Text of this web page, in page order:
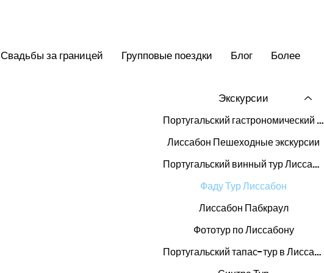
Свадьбы за границей Групповые поездки Блог Более
Экскурсии
Португальский гастрономический тур в Лиссабоне
Лиссабон Пешеходные экскурсии
Португальский винный тур Лиссабон
Фаду Тур Лиссабон
Лиссабон Пабкраул
Фототур по Лиссабону
Португальский тапас-тур в Лиссабоне